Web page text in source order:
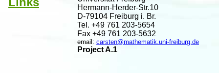
Hermann-Herder-Str.10
D-79104 Freiburg i. Br.
Tel. +49 761 203-5654
Fax +49 761 203-5632
email: carsten@mathematik.uni-freiburg.de
Project A.1